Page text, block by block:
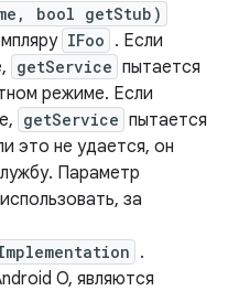
bool getStub)
IFoo . Если
getService пытается
режиме. Если
getService пытается
это не удается, он
Параметр
за
.
O, являются